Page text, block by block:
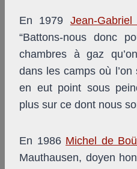
En 1979 Jean-
“Battons-nous donc
chambres à gaz
dans les camps où l’on
en eut point sous
plus sur ce dont nous
En 1986 Michel de
Mauthausen, doyen